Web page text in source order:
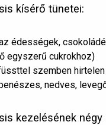
kísérő tünetei:
édességek,
egyszerű cukrokhoz)
szemben
nedves,
kezelésének négy